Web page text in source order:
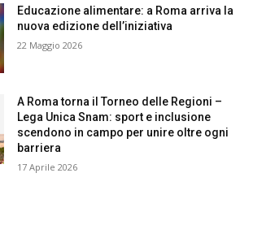
Educazione alimentare: a Roma arriva la
nuova edizione dell’iniziativa
22 Maggio 2026
A Roma torna il Torneo delle Regioni –
Lega Unica Snam: sport e inclusione
scendono in campo per unire oltre ogni
barriera
17 Aprile 2026